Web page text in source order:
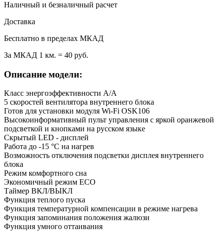
Наличный и безналичный расчет
Доставка
Бесплатно в пределах МКАД
За МКАД 1 км. = 40 руб.
Описание модели:
Класс энергоэффективности А/А
5 скоростей вентилятора внутреннего блока
Готов для установки модуля Wi-Fi OSK106
Высокоинформативный пульт управления с яркой оранжевой
подсветкой и кнопками на русском языке
Скрытый LED - дисплей
Работа до -15 °C на нагрев
Возможность отключения подсветки дисплея внутреннего
блока
Режим комфортного сна
Экономичный режим ECO
Таймер ВКЛ/ВЫКЛ
Функция теплого пуска
Функция температурной компенсации в режиме нагрева
Функция запоминания положения жалюзи
Функция умного оттаивания